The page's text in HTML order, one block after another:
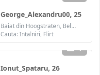
George_Alexandru00, 25
Baiat din Hoogstraten, Belgia
Cauta: Intalniri, Flirt
1
Ionut_Spataru, 26